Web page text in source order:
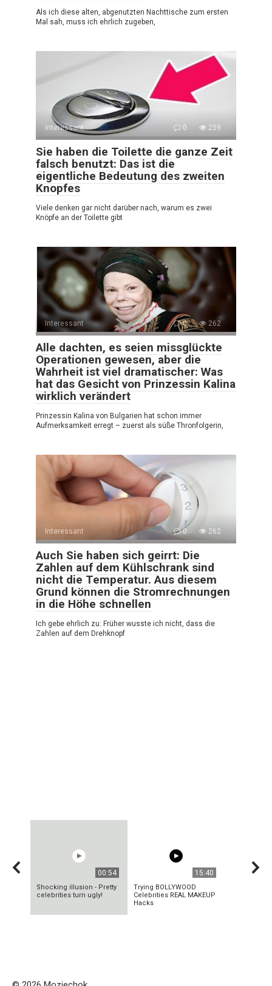
Als ich diese alten, abgenutzten Nachttische zum ersten
Mal sah, muss ich ehrlich zugeben,
Interessant 0 259
Sie haben die Toilette die ganze Zeit
falsch benutzt: Das ist die
eigentliche Bedeutung des zweiten
Knopfes
Viele denken gar nicht darüber nach, warum es zwei
Knöpfe an der Toilette gibt
Interessant 0 262
Alle dachten, es seien missglückte
Operationen gewesen, aber die
Wahrheit ist viel dramatischer: Was
hat das Gesicht von Prinzessin Kalina
wirklich verändert
Prinzessin Kalina von Bulgarien hat schon immer
Aufmerksamkeit erregt – zuerst als süße Thronfolgerin,
Interessant 0 262
Auch Sie haben sich geirrt: Die
Zahlen auf dem Kühlschrank sind
nicht die Temperatur. Aus diesem
Grund können die Stromrechnungen
in die Höhe schnellen
Ich gebe ehrlich zu: Früher wusste ich nicht, dass die
Zahlen auf dem Drehknopf
00:54
Shocking illusion - Pretty
celebrities turn ugly!
15:40
Trying BOLLYWOOD
Celebrities REAL MAKEUP
Hacks